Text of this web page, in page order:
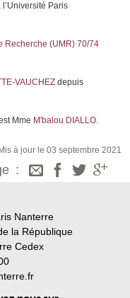
Paris
Recherche (UMR) 70/74
VAUCHEZ depuis
Mme M'balou DIALLO.
Mis à jour le 03 septembre 2021
Nanterre
la République
Cedex